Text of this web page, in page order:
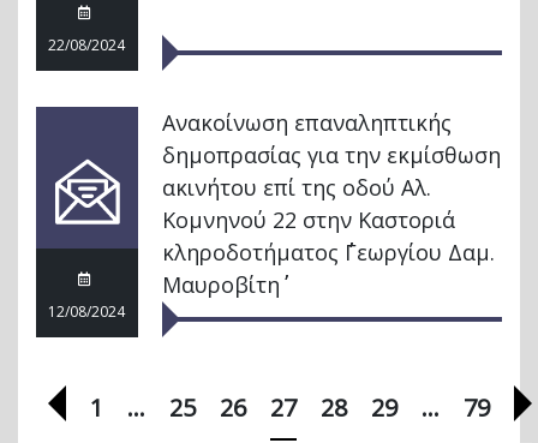
22/08/2024
12/08/2024
Ανακοίνωση επαναληπτικής
δημοπρασίας για την εκμίσθωση
ακινήτου επί της οδού Αλ.
Κομνηνού 22 στην Καστοριά
κληροδοτήματος ΄΄Γεωργίου Δαμ.
Μαυροβίτη΄΄
Προηγούμενη σελίδα
1 … 25 26 27 28 29 … 79